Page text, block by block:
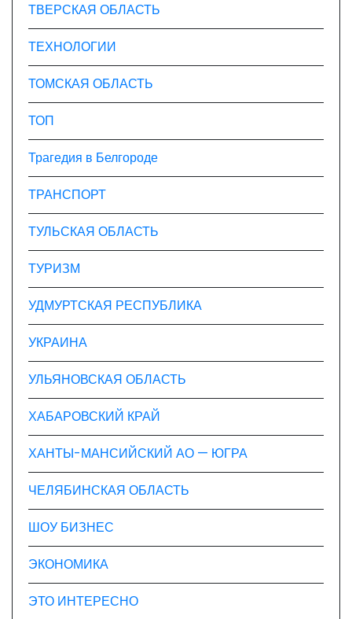
ТВЕРСКАЯ ОБЛАСТЬ
ТЕХНОЛОГИИ
ТОМСКАЯ ОБЛАСТЬ
ТОП
Трагедия в Белгороде
ТРАНСПОРТ
ТУЛЬСКАЯ ОБЛАСТЬ
ТУРИЗМ
УДМУРТСКАЯ РЕСПУБЛИКА
УКРАИНА
УЛЬЯНОВСКАЯ ОБЛАСТЬ
ХАБАРОВСКИЙ КРАЙ
ХАНТЫ-МАНСИЙСКИЙ АО — ЮГРА
ЧЕЛЯБИНСКАЯ ОБЛАСТЬ
ШОУ БИЗНЕС
ЭКОНОМИКА
ЭТО ИНТЕРЕСНО